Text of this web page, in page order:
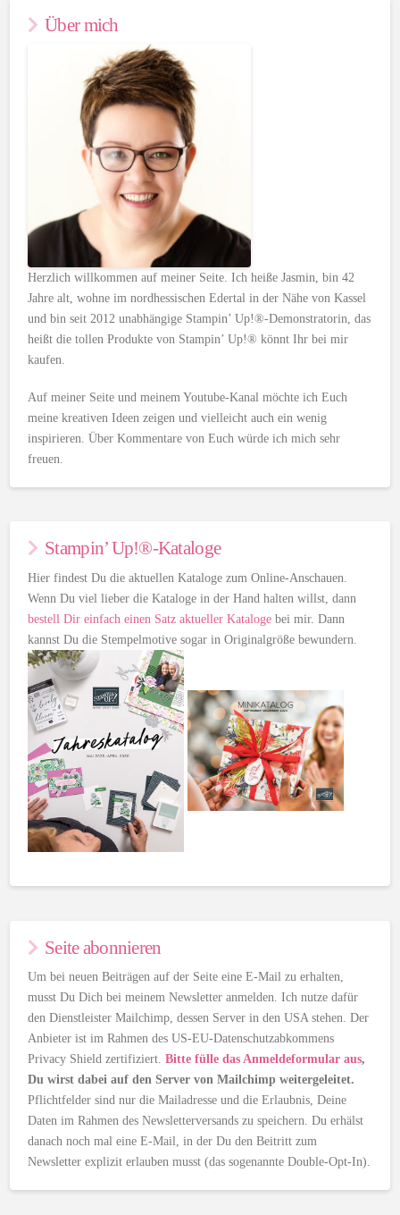
Über mich
Herzlich willkommen auf meiner Seite. Ich heiße Jasmin, bin 42
Jahre alt, wohne im nordhessischen Edertal in der Nähe von Kassel
und bin seit 2012 unabhängige Stampin’ Up!®-Demonstratorin, das
heißt die tollen Produkte von Stampin’ Up!® könnt Ihr bei mir
kaufen.
Auf meiner Seite und meinem Youtube-Kanal möchte ich Euch
meine kreativen Ideen zeigen und vielleicht auch ein wenig
inspirieren. Über Kommentare von Euch würde ich mich sehr
freuen.
Stampin’ Up!®-Kataloge
Hier findest Du die aktuellen Kataloge zum Online-Anschauen.
Wenn Du viel lieber die Kataloge in der Hand halten willst, dann
bestell Dir einfach einen Satz aktueller Kataloge bei mir. Dann
kannst Du die Stempelmotive sogar in Originalgröße bewundern.
Seite abonnieren
Um bei neuen Beiträgen auf der Seite eine E-Mail zu erhalten,
musst Du Dich bei meinem Newsletter anmelden. Ich nutze dafür
den Dienstleister Mailchimp, dessen Server in den USA stehen. Der
Anbieter ist im Rahmen des US-EU-Datenschutzabkommens
Privacy Shield zertifiziert.Bitte fülle das Anmeldeformular aus,
Du wirst dabei auf den Server von Mailchimp weitergeleitet.
Pflichtfelder sind nur die Mailadresse und die Erlaubnis, Deine
Daten im Rahmen des Newsletterversands zu speichern. Du erhälst
danach noch mal eine E-Mail, in der Du den Beitritt zum
Newsletter explizit erlauben musst (das sogenannte Double-Opt-In).